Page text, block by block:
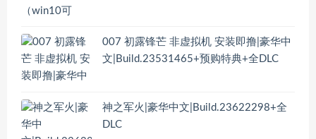
007 初露锋芒 非虚拟机 安装即撸|豪华中
文|Build.23531465+预购特典+全DLC
神之军火|豪华中文|Build.23622298+全
DLC